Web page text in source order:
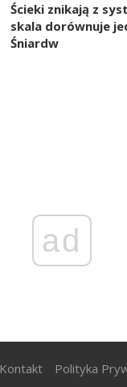
Ścieki znikają z
skala dorównuje
Śniardw
ad
Kontakt Polityka